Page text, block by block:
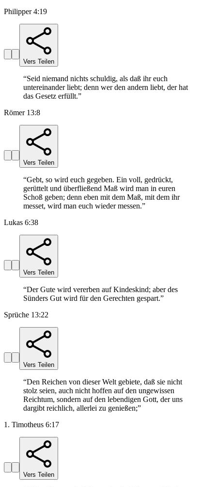
Philipper 4:19
Vers Teilen
“Seid niemand nichts schuldig, als daß ihr euch
untereinander liebt; denn wer den andern liebt, der hat
das Gesetz erfüllt.”
Römer 13:8
Vers Teilen
“Gebt, so wird euch gegeben. Ein voll, gedrückt,
gerüttelt und überfließend Maß wird man in euren
Schoß geben; denn eben mit dem Maß, mit dem ihr
messet, wird man euch wieder messen.”
Lukas 6:38
Vers Teilen
“Der Gute wird vererben auf Kindeskind; aber des
Sünders Gut wird für den Gerechten gespart.”
Sprüche 13:22
Vers Teilen
“Den Reichen von dieser Welt gebiete, daß sie nicht
stolz seien, auch nicht hoffen auf den ungewissen
Reichtum, sondern auf den lebendigen Gott, der uns
dargibt reichlich, allerlei zu genießen;”
1. Timotheus 6:17
Vers Teilen